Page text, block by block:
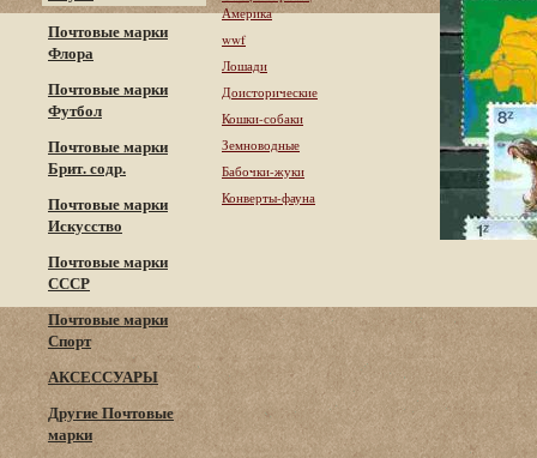
Почтовые марки
Флора
Почтовые марки
Футбол
Почтовые марки
Брит. содр.
Почтовые марки
Искусство
Почтовые марки
СССР
Почтовые марки
Спорт
АКСЕССУАРЫ
Другие Почтовые
марки
Америка
wwf
Лошади
Доисторические
Кошки-собаки
Земноводные
Бабочки-жуки
Конверты-фауна